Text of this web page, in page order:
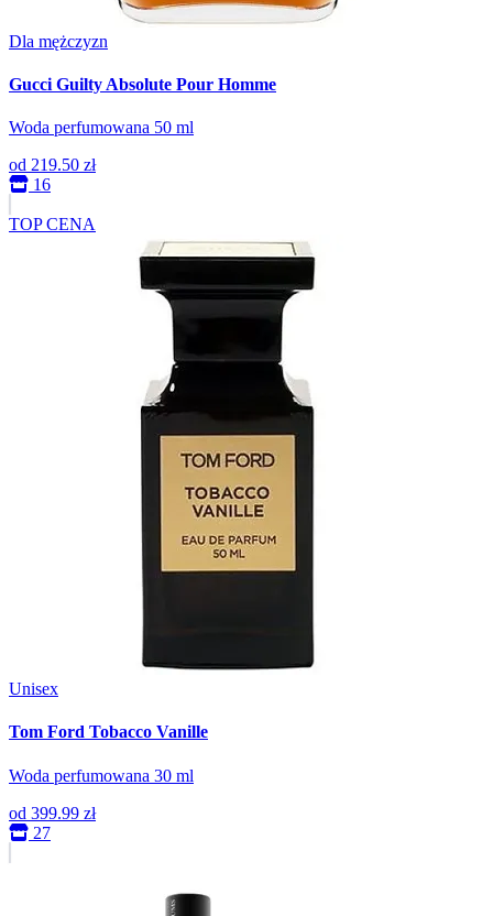
Dla mężczyzn
Gucci Guilty Absolute Pour Homme
Woda perfumowana 50 ml
od 219.50 zł
16
TOP CENA
Unisex
Tom Ford Tobacco Vanille
Woda perfumowana 30 ml
od 399.99 zł
27